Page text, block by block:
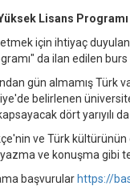
Lisans Programı
için ihtiyaç
da ilan edilen burs
gün almamış Türk
belirlenen
dört yarıyılı
ve Türk
ve konuşma gibi
başvurular https://